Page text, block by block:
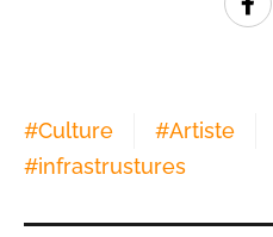
#Culture #Artiste
#infrastrustures